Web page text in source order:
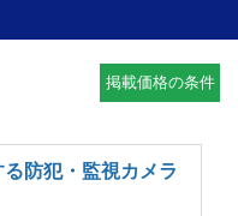
掲載価格の条件
防犯・監視カメラ